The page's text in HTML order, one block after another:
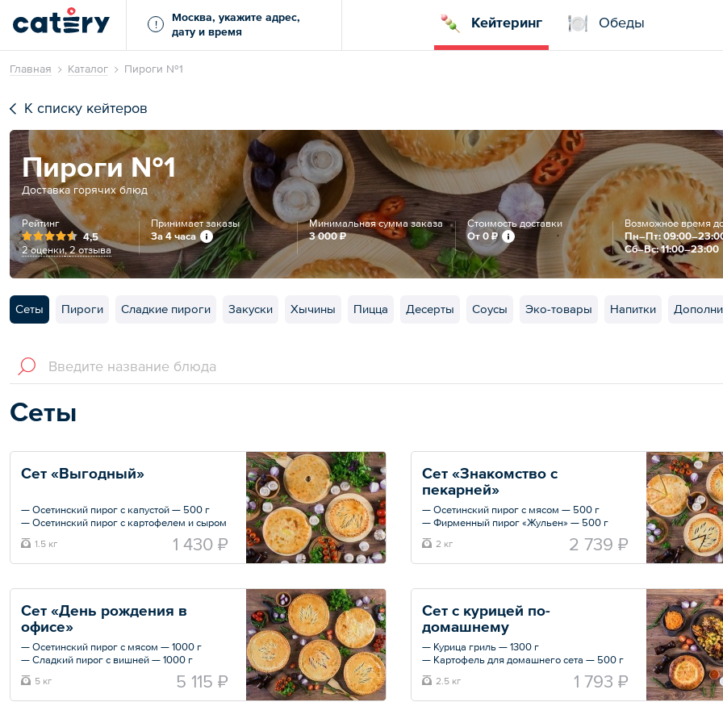
!
Москва, укажите адрес,
дату и время
Кейтеринг Обеды
Главная Каталог Пироги №1
К списку кейтеров
Пироги №1
Доставка горячих блюд
Рейтинг
4,5
2 оценки,2 отзыва
Принимает заказы
За 4 часа
Минимальная сумма заказа
3 000 ₽
Стоимость доставки
От 0 ₽
Возможное время
Пн–Пт:
Сб–Вс: 11:00–23:00
Сеты Пироги Сладкие пироги Закуски Хычины Пицца Десерты Соусы Эко-товары Напитки
Сеты
Сет «Выгодный»
— Осетинский пирог с капустой — 500 г
— Осетинский пирог с картофелем и сыром
— Сладкий пирог с яблоками — 500 г
1.5 кг 1 430 ₽
Сет «Знакомство с
пекарней»
— Осетинский пирог с мясом — 500 г
— Фирменный пирог «Жульен» — 500 г
— 500 г
— Сладкий пирог с вишней — 500 г
2 кг 2 739 ₽
Сет «День рождения в
офисе»
— Осетинский пирог с мясом — 1000 г
— Сладкий пирог с вишней — 1000 г
1000 г
— Фирменный пирог «Жульен» — 1000 г
5 кг 5 115 ₽
Сет с курицей по-
домашнему
— Курица гриль — 1300 г
— Картофель для домашнего сета — 500 г
— Капуста с шафраном по-корейски — 150
г
2.5 кг 1 793 ₽